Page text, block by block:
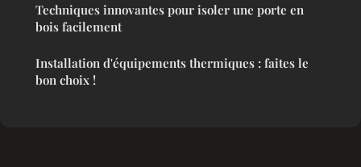
Techniques innovantes pour isoler une porte en
bois facilement
Installation d'équipements thermiques : faites le
bon choix !